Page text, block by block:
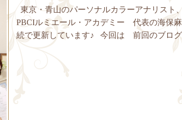
東京・青山のパーソナルカラーアナリスト
PBCIルミエール・アカデミー 代表の海保
続で更新しています♪ 今回は 前回のブロ